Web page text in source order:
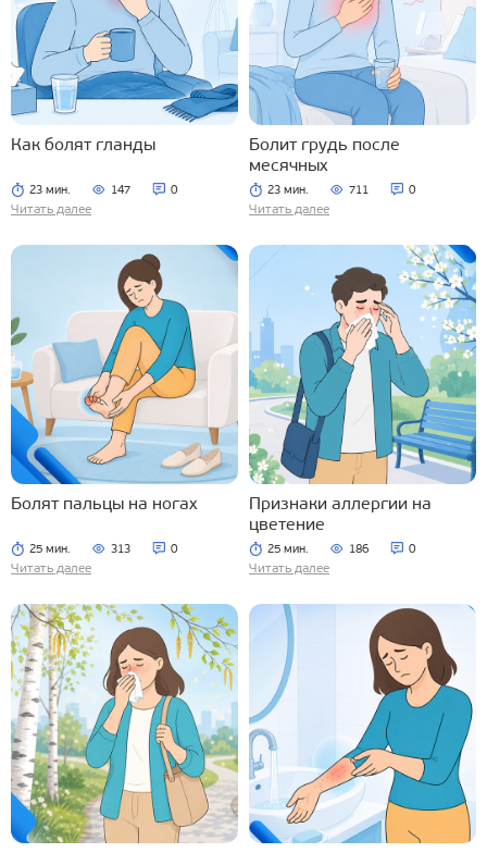
Как болят гланды
23 мин. 147 0
Читать далее
Болит грудь после
месячных
23 мин. 711 0
Читать далее
Болят пальцы на ногах
25 мин. 313 0
Читать далее
Признаки аллергии на
цветение
25 мин. 186 0
Читать далее